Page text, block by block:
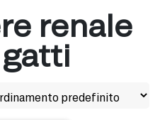
renale